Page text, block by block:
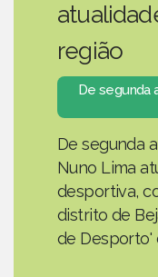
região
De segunda
De segunda
Nuno Lima
desportiva,
distrito de
de Desporto'